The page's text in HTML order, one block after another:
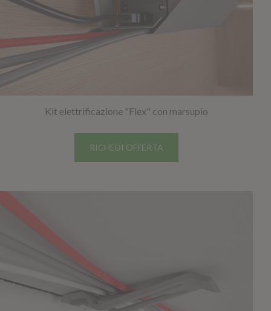
Kit elettrificazione "Flex" con marsupio
RICHEDI OFFERTA